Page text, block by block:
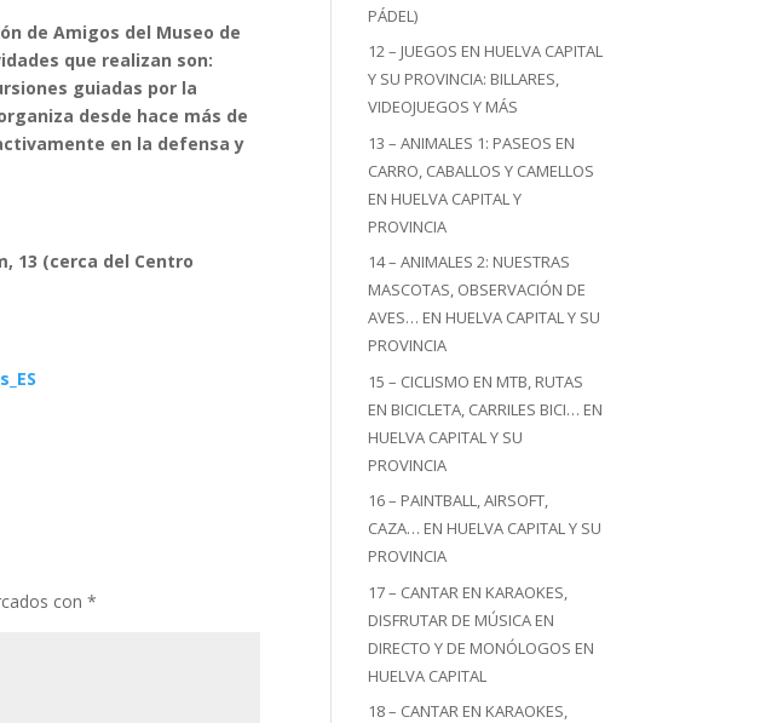
de Amigos del Museo de
que realizan son:
guiadas por la
desde hace más de
en la defensa y
13 (cerca del Centro
con*
PÁDEL)
12 – JUEGOS EN HUELVA CAPITAL
Y SU PROVINCIA: BILLARES,
VIDEOJUEGOS Y MÁS
13 – ANIMALES 1: PASEOS EN
CARRO, CABALLOS Y CAMELLOS
EN HUELVA CAPITAL Y
PROVINCIA
14 – ANIMALES 2: NUESTRAS
MASCOTAS, OBSERVACIÓN DE
AVES… EN HUELVA CAPITAL Y SU
PROVINCIA
15 – CICLISMO EN MTB, RUTAS
EN BICICLETA, CARRILES BICI… EN
HUELVA CAPITAL Y SU
PROVINCIA
16 – PAINTBALL, AIRSOFT,
CAZA… EN HUELVA CAPITAL Y SU
PROVINCIA
17 – CANTAR EN KARAOKES,
DISFRUTAR DE MÚSICA EN
DIRECTO Y DE MONÓLOGOS EN
HUELVA CAPITAL
18 – CANTAR EN KARAOKES,